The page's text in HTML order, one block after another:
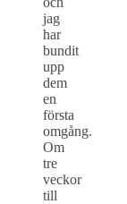
jag
har
bundit
upp
dem
en
första
omgång.
Om
tre
veckor
till